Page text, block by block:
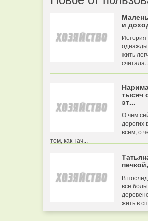
и
однажды
жить
тысяч
эт...
О чем
дорогих
всем, о
том, как нач...
В
все
жить в